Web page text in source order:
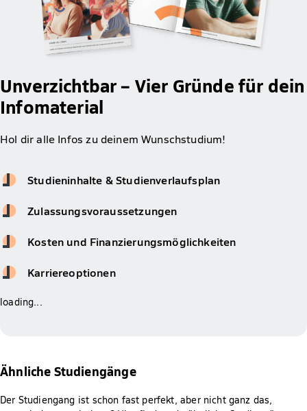
Unverzichtbar – Vier Gründe für dein
Infomaterial
Hol dir alle Infos zu deinem Wunschstudium!
Studieninhalte & Studienverlaufsplan
Zulassungsvoraussetzungen
Kosten und Finanzierungsmöglichkeiten
Karriereoptionen
loading...
Ähnliche Studiengänge
Der Studiengang ist schon fast perfekt, aber nicht ganz das,